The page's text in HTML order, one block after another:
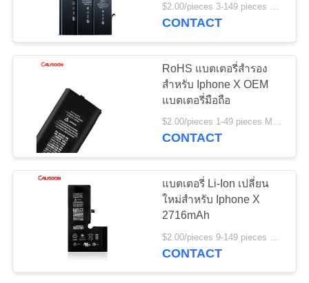
$2.00/pieces 3-149 pieces MOQ:3 ชิ้น
CONTACT
RoHS แบตเตอรี่สํารอง
สําหรับ Iphone X OEM
แบตเตอรี่มือถือ
$2.00/pieces 1-49 pieces MOQ:3 ชิ้น
CONTACT
แบตเตอรี่ Li-Ion เปลี่ยน
ใหม่สําหรับ Iphone X
2716mAh
CONTACT